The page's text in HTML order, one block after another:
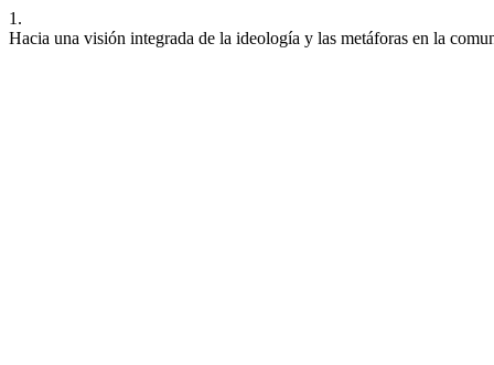
1.
Hacia una visión integrada de la ideología y las metáforas en la